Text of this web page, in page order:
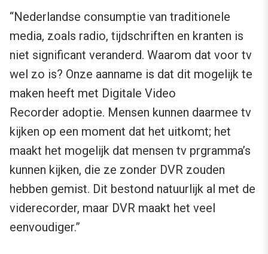
“Nederlandse consumptie van traditionele
media, zoals radio, tijdschriften en kranten is
niet significant veranderd. Waarom dat voor tv
wel zo is? Onze aanname is dat dit mogelijk te
maken heeft met Digitale Video
Recorder adoptie. Mensen kunnen daarmee tv
kijken op een moment dat het uitkomt; het
maakt het mogelijk dat mensen tv prgramma’s
kunnen kijken, die ze zonder DVR zouden
hebben gemist. Dit bestond natuurlijk al met de
viderecorder, maar DVR maakt het veel
eenvoudiger.”